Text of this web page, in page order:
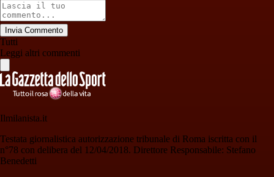
Invia Commento
Tutti
Leggi altri commenti
Ilmilanista.it
Testata giornalistica autorizzazione tribunale di Roma iscritta con il
n°78 con delibera del 12/04/2018. Direttore Responsabile: Stefano
Benedetti